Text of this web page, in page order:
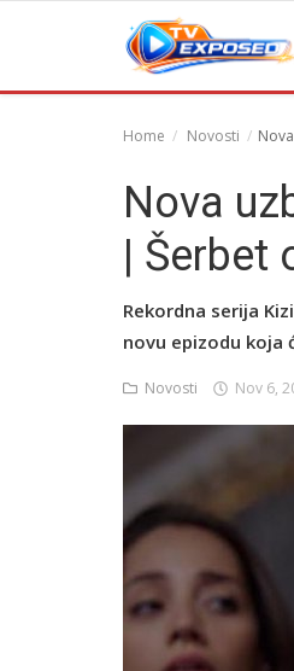
Home Novosti
Nova
| Šerbet
Rekordna serija
novu epizodu koja
Novosti Nov 6,